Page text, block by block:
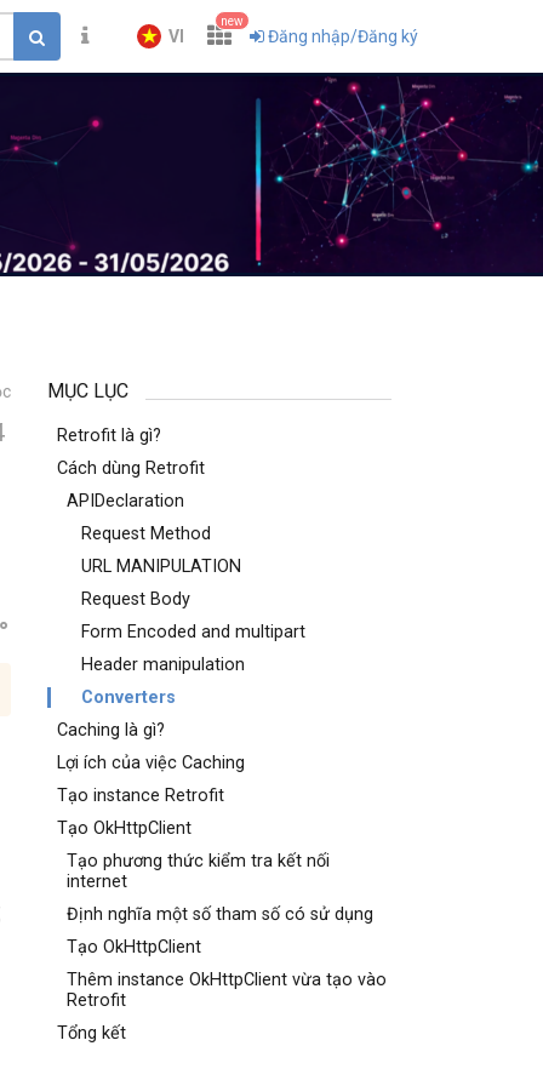
VI
new
Đăng nhập/Đăng ký
MỤC LỤC
Retrofit là gì?
Cách dùng Retrofit
APIDeclaration
Request Method
URL MANIPULATION
Request Body
Form Encoded and multipart
Header manipulation
Converters
Caching là gì?
Lợi ích của việc Caching
Tạo instance Retrofit
Tạo OkHttpClient
Tạo phương thức kiểm tra kết nối
internet
Định nghĩa một số tham số có sử dụng
Tạo OkHttpClient
Thêm instance OkHttpClient vừa tạo vào
Retrofit
Tổng kết